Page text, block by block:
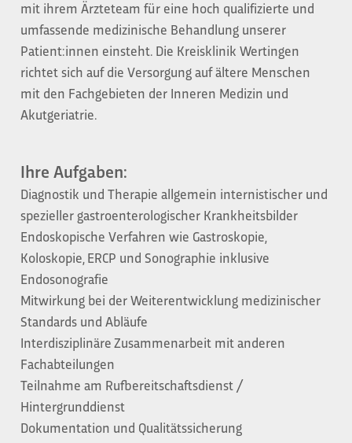
mit ihrem Ärzteteam für eine hoch qualifizierte und
umfassende medizinische Behandlung unserer
Patient:innen einsteht. Die Kreisklinik Wertingen
richtet sich auf die Versorgung auf ältere Menschen
mit den Fachgebieten der Inneren Medizin und
Akutgeriatrie.
Ihre Aufgaben:
Diagnostik und Therapie allgemein internistischer und
spezieller gastroenterologischer Krankheitsbilder
Endoskopische Verfahren wie Gastroskopie,
Koloskopie, ERCP und Sonographie inklusive
Endosonografie
Mitwirkung bei der Weiterentwicklung medizinischer
Standards und Abläufe
Interdisziplinäre Zusammenarbeit mit anderen
Fachabteilungen
Teilnahme am Rufbereitschaftsdienst /
Hintergrunddienst
Dokumentation und Qualitätssicherung